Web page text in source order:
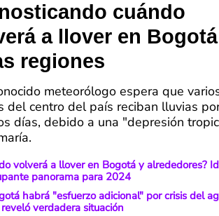
cuándo
a llover en
regiones
meteorólogo espera que
del centro del país reciban lluvias
días, debido a una "depresión
volverá a llover en Bogotá y alrededores?
panorama para 2024
habrá "esfuerzo adicional" por crisis del
verdadera situación